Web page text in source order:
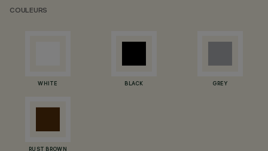
COULEURS
WHITE BLACK GREY
RUST BROWN